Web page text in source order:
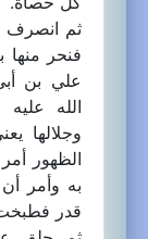
ثم انصرف
فنحر منها
علي بن
الله
وجلالها
الظهور
به وأمر
قدر